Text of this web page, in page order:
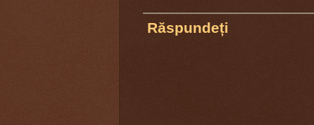
Răspundeți